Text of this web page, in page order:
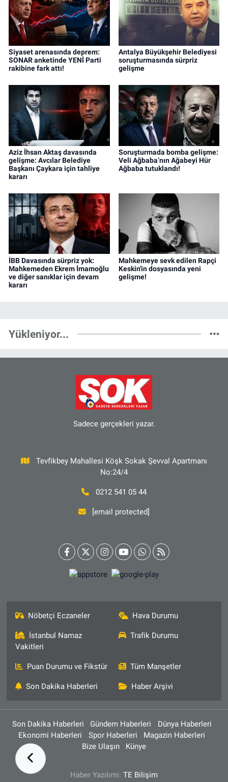
Siyaset arenasında deprem:
SONAR anketinde YENİ Parti
rakibine fark attı!
Antalya Büyükşehir Belediyesi
soruşturmasında sürpriz
gelişme
Aziz İhsan Aktaş davasında
gelişme: Avcılar Belediye
Başkanı Çaykara için tahliye
kararı
Soruşturmada bomba gelişme:
Veli Ağbaba’nın Ağabeyi Hür
Ağbaba tutuklandı!
İBB Davasında sürpriz yok:
Mahkemeden Ekrem İmamoğlu
ve diğer sanıklar için devam
kararı
Mahkemeye sevk edilen Rapçi
Keskin'in dosyasında yeni
gelişme!
Yükleniyor...
Sadece gerçekleri yazar.
Tevfikbey Mahallesi Köşk Sokak Şevval Apartmanı
No:24/4
0212 541 05 44
[email protected]
Nöbetçi Eczaneler Hava Durumu
İstanbul Namaz
Vakitleri
Trafik Durumu
Puan Durumu ve Fikstür Tüm Manşetler
Son Dakika Haberleri Haber Arşivi
Son Dakika Haberleri Gündem Haberleri
Dünya Haberleri
Ekonomi Haberleri
Spor Haberleri
Magazin Haberleri
Bize Ulaşın
Künye
Haber Yazılımı: TE Bilişim